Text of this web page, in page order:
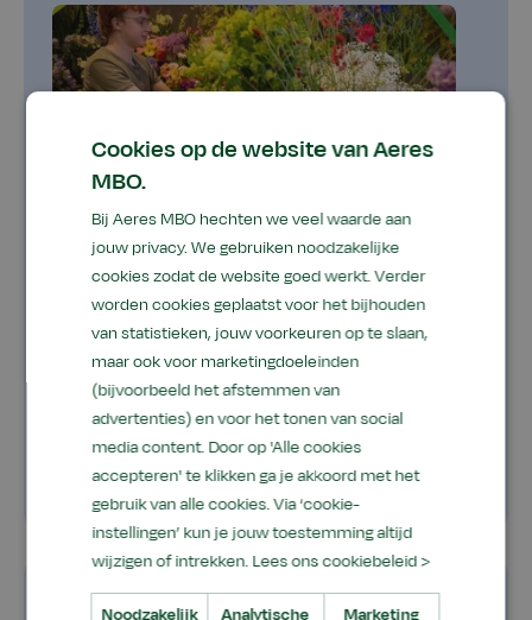
Medewerker bloem, groen en styling
Je combineert creativiteit met vakkennis: van
bloemstukken en boeketten maken tot het
verzorgen van planten en het stijlvol
inrichten van etalages.
niveau
Mbo niveau 2 Locatie
Leeuwarden Locatie
Leerweg
voor
Cookies op de website van Aeres
MBO.
Bij Aeres MBO hechten we veel waarde aan
jouw privacy. We gebruiken noodzakelijke
cookies zodat de website goed werkt. Verder
worden cookies geplaatst voor het bijhouden
van statistieken, jouw voorkeuren op te slaan,
maar ook voor marketingdoeleinden
(bijvoorbeeld het afstemmen van
advertenties) en voor het tonen van social
media content. Door op 'Alle cookies
accepteren' te klikken ga je akkoord met het
gebruik van alle cookies. Via ‘cookie-
instellingen’ kun je jouw toestemming altijd
wijzigen of intrekken. Lees ons cookiebeleid >
Noodzakelijk Analytische Marketing